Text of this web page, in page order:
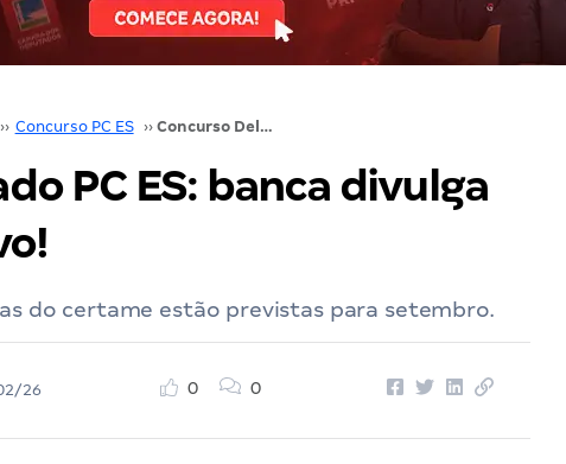
›› Concurso PC ES ›› Concurso Delegado PC ES: banca divulga vídeo informativo!
PC ES: banca divulga
do certame estão previstas para setembro.
26
0 0